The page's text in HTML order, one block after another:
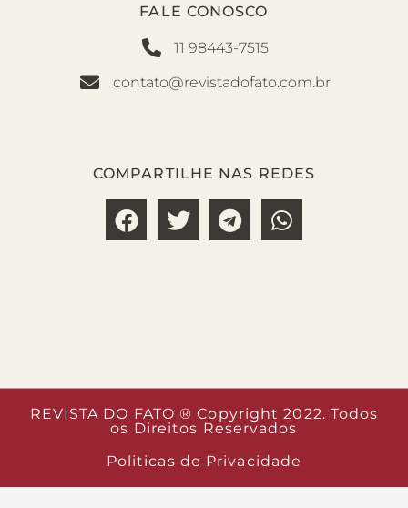
FALE CONOSCO
11 98443-7515
contato@revistadofato.com.br
COMPARTILHE NAS REDES
REVISTA DO FATO ® Copyright 2022. Todos
os Direitos Reservados
Politicas de Privacidade